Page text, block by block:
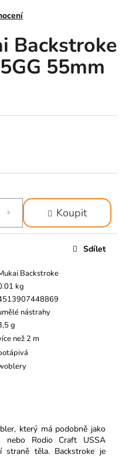
Backstroke
55mm
Koupit
Backstroke
kg
nástrahy
g
než 2 m
Sdílet
který má podobně jako
nebo Rodio Craft USSA
straně těla. Backstroke je